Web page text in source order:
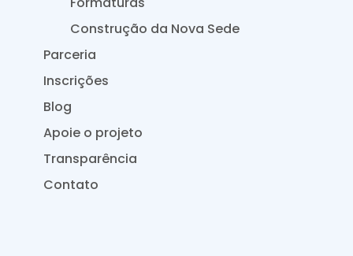
Construção da Nova Sede
Parceria
Inscrições
Blog
Apoie o projeto
Transparência
Contato